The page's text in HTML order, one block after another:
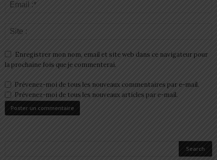
Enregistrer mon nom, email et site web dans ce navigateur pour
la prochaine fois que je commenterai.
Prévenez-moi de tous les nouveaux commentaires par e-mail.
Prévenez-moi de tous les nouveaux articles par e-mail.